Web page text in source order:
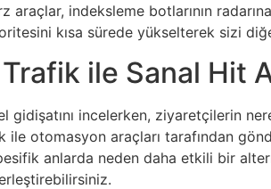
araçlar, indeksleme botlarının
kısa sürede yükselterek sizi
ile Sanal Hit
gidişatını incelerken, ziyaretçilerin
otomasyon araçları tarafından
anlarda neden daha etkili bir